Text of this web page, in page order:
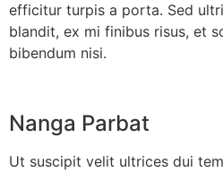
efficitur turpis a porta. Sed
blandit, ex mi finibus risus, et
bibendum nisi.
Nanga Parbat
Ut suscipit velit ultrices dui